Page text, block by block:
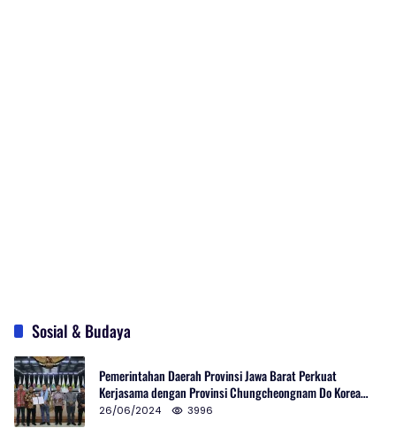
Sosial & Budaya
Pemerintahan Daerah Provinsi Jawa Barat Perkuat
Kerjasama dengan Provinsi Chungcheongnam Do Korea
Selatan
26/06/2024 3996